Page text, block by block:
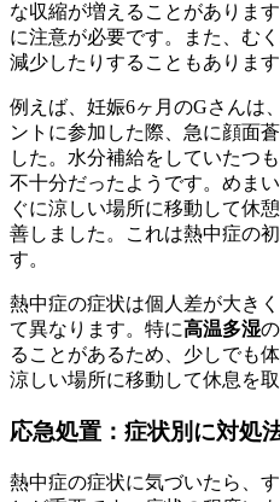
な収縮が増えることがありま
に注意が必要です。また、む
減少したりすることもあります
例えば、妊娠6ヶ月のGさんは
ントに参加した際、急に顔面
した。水分補給をしていたつ
不十分だったようです。めま
ぐに涼しい場所に移動して休
善しました。これは熱中症の
す。
熱中症の症状は個人差が大き
て異なります。特に高温多湿
ることがあるため、少しでも
涼しい場所に移動して休息を
応急処置：症状別に対処
熱中症の症状に気づいたら、